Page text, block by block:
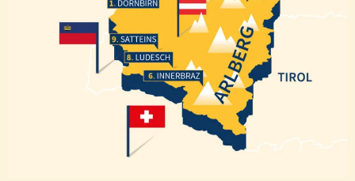
Dornbirn
Ludesch
Innerbraz
Satteins